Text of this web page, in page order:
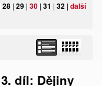
28 | 29 | 30 | 31 | 32 | další
díl: Dějiny